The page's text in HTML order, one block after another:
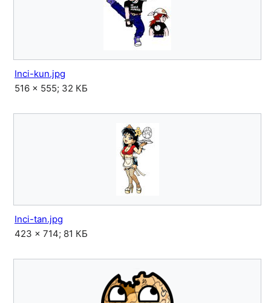
Inci-kun.jpg
516 × 555; 32 КБ
Inci-tan.jpg
423 × 714; 81 КБ